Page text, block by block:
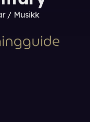
/ Musikk